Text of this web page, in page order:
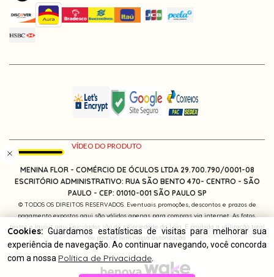
MENINA FLOR - COMÉRCIO DE ÓCULOS LTDA 29.700.790/0001-08
ESCRITÓRIO ADMINISTRATIVO: RUA SÃO BENTO 470- CENTRO - SÃO
PAULO - CEP: 01010-001SÃO PAULO SP
© TODOS OS DIREITOS RESERVADOS. Eventuais promoções, descontos e prazos de
pagamento expostos aqui são válidos apenas para compras via internet. As fotos,
textos e layout aqui veiculados são de propriedade da Loja. É proibida a utilização total
ou parcial sem nossa autorização.
Cookies:Guardamos estatísticas de visitas para melhorar sua
experiência de navegação. Ao continuar navegando, você concorda
com a nossa Política de Privacidade